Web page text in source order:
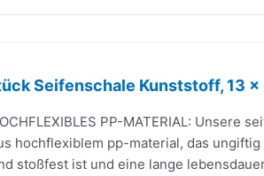
Seifenschale Kunststoff, 13
PP-MATERIAL: Unsere
hochflexiblem pp-material, das
stoßfest ist und eine lange